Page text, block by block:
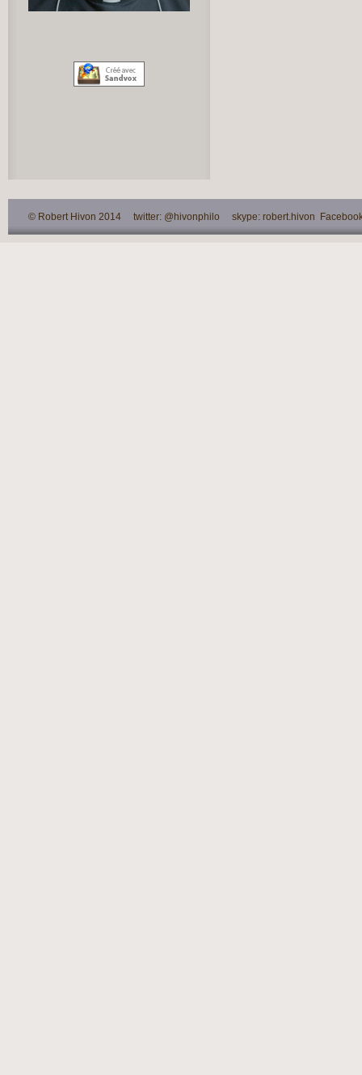
© Robert Hivon 2014 twitter: @hivonphilo skype: robert.hivon